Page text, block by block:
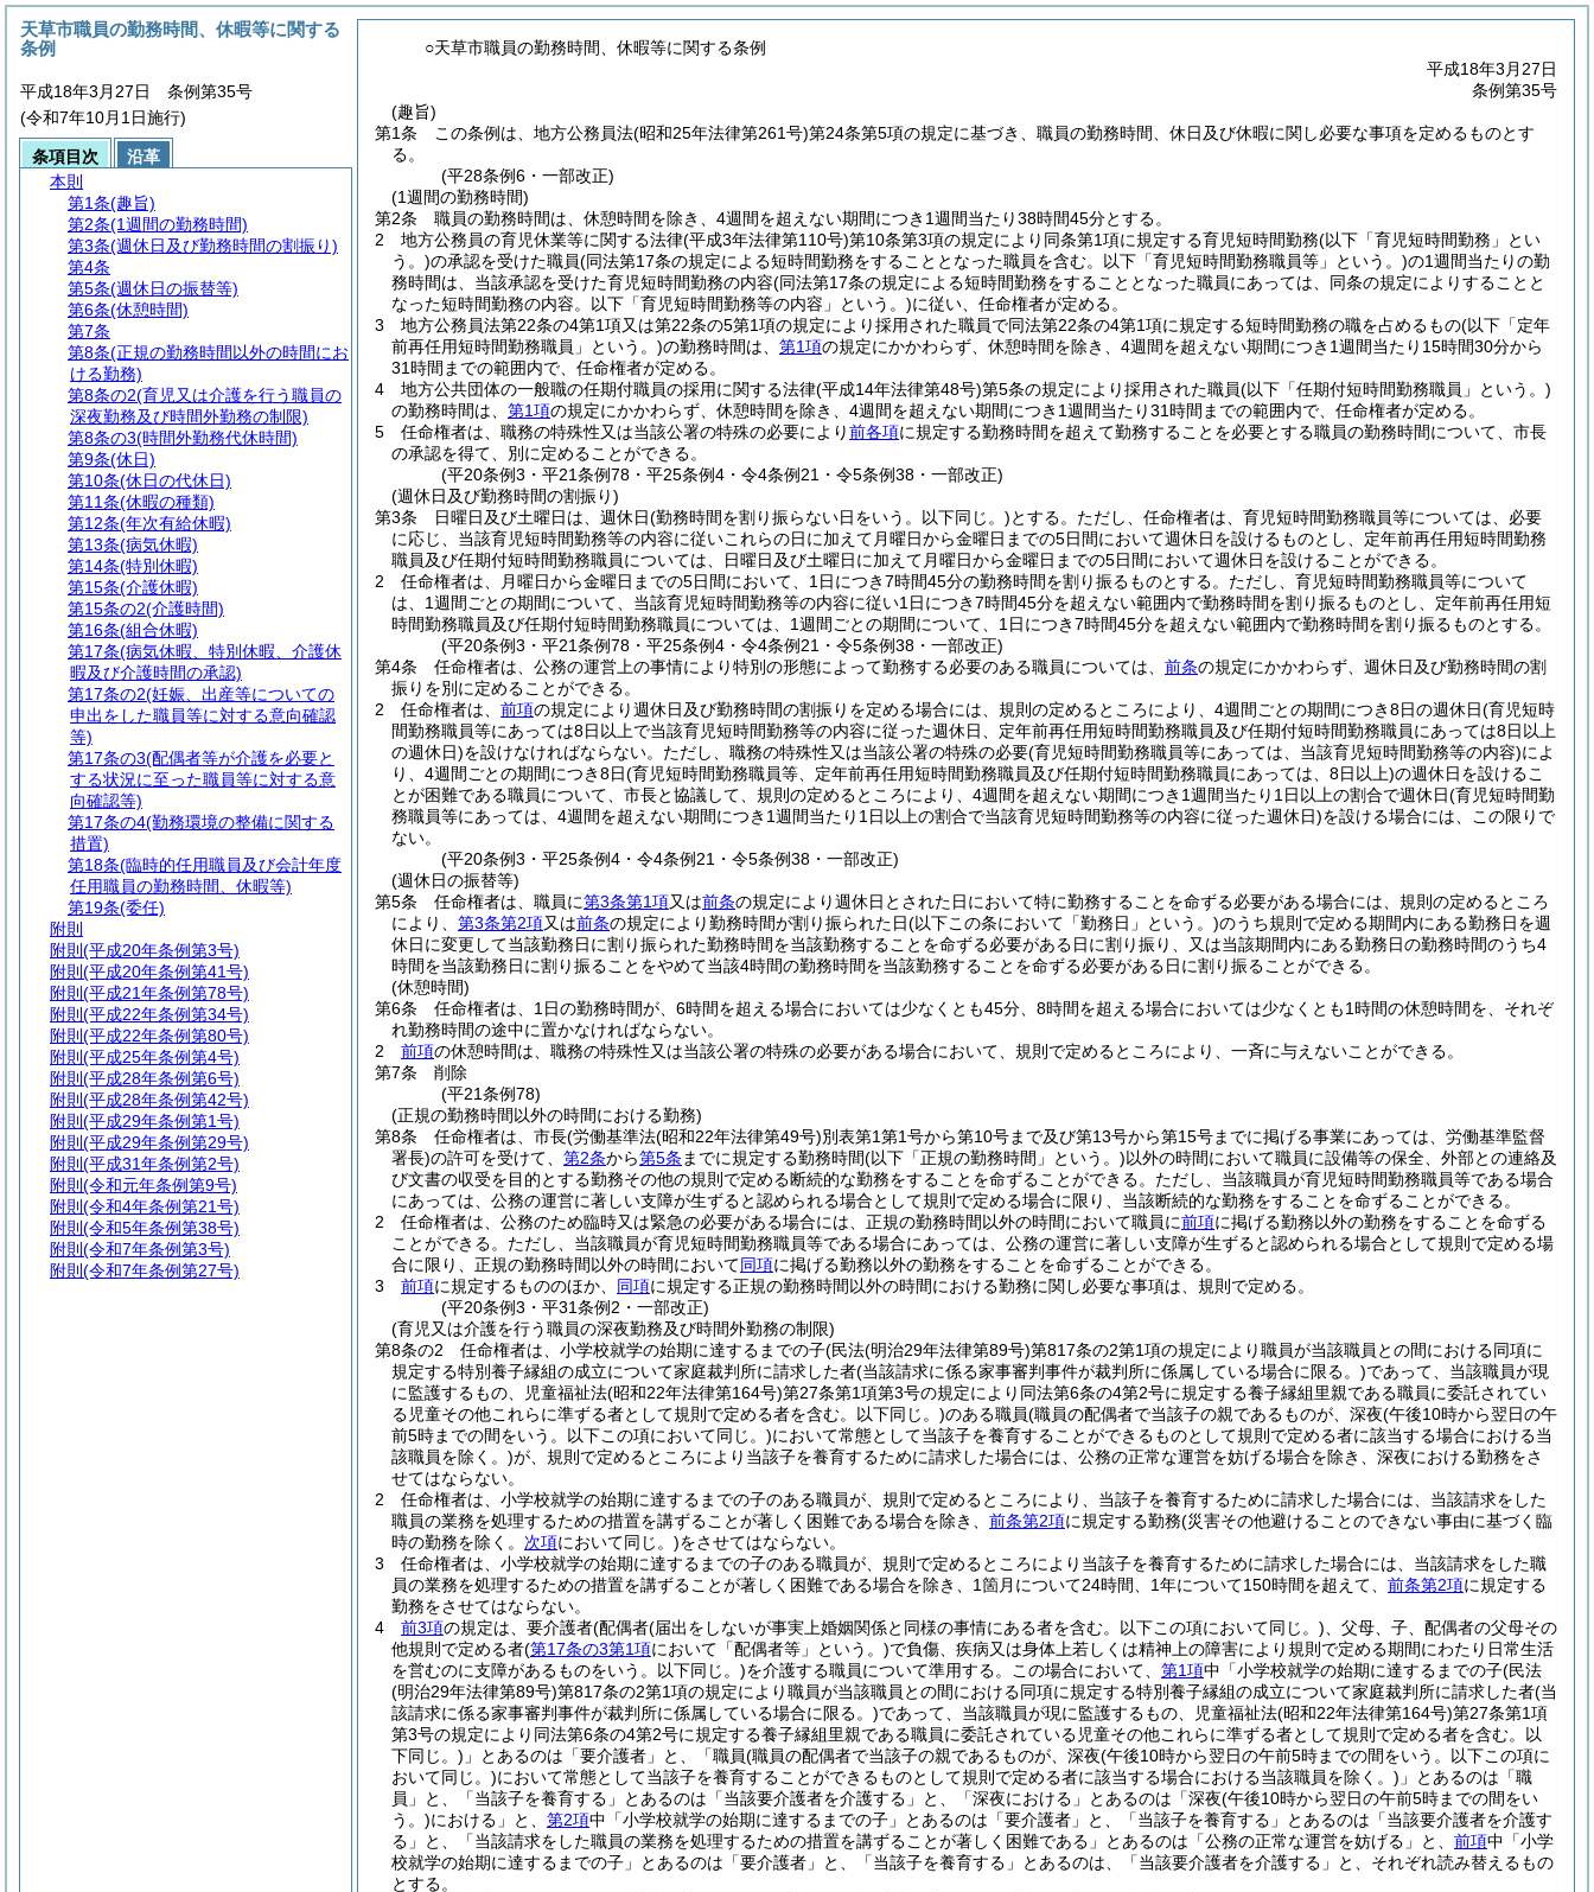
○天草市職員の勤務時間、休暇等に関する条例
平成18年3月27日
条例第35号
(趣旨)
第1条
この条例は、地方公務員法(昭和25年法律第261号)第24条第5項の規定に基づき、職員の勤務時間、休日及び休暇に関し必要な事項を定めるものとす
る。
(平28条例6・一部改正)
(1週間の勤務時間)
第2条
職員の勤務時間は、休憩時間を除き、4週間を超えない期間につき1週間当たり38時間45分とする。
2
地方公務員の育児休業等に関する法律(平成3年法律第110号)第10条第3項の規定により同条第1項に規定する育児短時間勤務(以下「育児短時間勤務」とい
う。)の承認を受けた職員(同法第17条の規定による短時間勤務をすることとなった職員を含む。以下「育児短時間勤務職員等」という。)の1週間当たりの勤
務時間は、当該承認を受けた育児短時間勤務の内容(同法第17条の規定による短時間勤務をすることとなった職員にあっては、同条の規定によりすることと
なった短時間勤務の内容。以下「育児短時間勤務等の内容」という。)に従い、任命権者が定める。
3
地方公務員法第22条の4第1項又は第22条の5第1項の規定により採用された職員で同法第22条の4第1項に規定する短時間勤務の職を占めるもの(以下「定年
前再任用短時間勤務職員」という。)の勤務時間は、 第1項の規定にかかわらず、休憩時間を除き、4週間を超えない期間につき1週間当たり15時間30分から
31時間までの範囲内で、任命権者が定める。
4
地方公共団体の一般職の任期付職員の採用に関する法律(平成14年法律第48号)第5条の規定により採用された職員(以下「任期付短時間勤務職員」という。)
の勤務時間は、 第1項の規定にかかわらず、休憩時間を除き、4週間を超えない期間につき1週間当たり31時間までの範囲内で、任命権者が定める。
5
任命権者は、職務の特殊性又は当該公署の特殊の必要により前各項に規定する勤務時間を超えて勤務することを必要とする職員の勤務時間について、市長
の承認を得て、別に定めることができる。
(平20条例3・平21条例78・平25条例4・令4条例21・令5条例38・一部改正)
(週休日及び勤務時間の割振り)
第3条
日曜日及び土曜日は、週休日(勤務時間を割り振らない日をいう。以下同じ。)とする。 ただし、任命権者は、育児短時間勤務職員等については、必要
に応じ、当該育児短時間勤務等の内容に従いこれらの日に加えて月曜日から金曜日までの5日間において週休日を設けるものとし、定年前再任用短時間勤務
職員及び任期付短時間勤務職員については、日曜日及び土曜日に加えて月曜日から金曜日までの5日間において週休日を設けることができる。
2
任命権者は、月曜日から金曜日までの5日間において、1日につき7時間45分の勤務時間を割り振るものとする。 ただし、育児短時間勤務職員等について
は、1週間ごとの期間について、当該育児短時間勤務等の内容に従い1日につき7時間45分を超えない範囲内で勤務時間を割り振るものとし、定年前再任用短
時間勤務職員及び任期付短時間勤務職員については、1週間ごとの期間について、1日につき7時間45分を超えない範囲内で勤務時間を割り振るものとする。
(平20条例3・平21条例78・平25条例4・令4条例21・令5条例38・一部改正)
第4条
任命権者は、公務の運営上の事情により特別の形態によって勤務する必要のある職員については、 前条の規定にかかわらず、週休日及び勤務時間の割
振りを別に定めることができる。
2
任命権者は、 前項の規定により週休日及び勤務時間の割振りを定める場合には、規則の定めるところにより、4週間ごとの期間につき8日の週休日(育児短時
間勤務職員等にあっては8日以上で当該育児短時間勤務等の内容に従った週休日、定年前再任用短時間勤務職員及び任期付短時間勤務職員にあっては8日以上
の週休日)を設けなければならない。 ただし、職務の特殊性又は当該公署の特殊の必要(育児短時間勤務職員等にあっては、当該育児短時間勤務等の内容)によ
り、4週間ごとの期間につき8日(育児短時間勤務職員等、定年前再任用短時間勤務職員及び任期付短時間勤務職員にあっては、8日以上)の週休日を設けるこ
とが困難である職員について、市長と協議して、規則の定めるところにより、4週間を超えない期間につき1週間当たり1日以上の割合で週休日(育児短時間勤
務職員等にあっては、4週間を超えない期間につき1週間当たり1日以上の割合で当該育児短時間勤務等の内容に従った週休日)を設ける場合には、この限りで
ない。
(平20条例3・平25条例4・令4条例21・令5条例38・一部改正)
(週休日の振替等)
第5条
任命権者は、職員に第3条第1項又は前条の規定により週休日とされた日において特に勤務することを命ずる必要がある場合には、規則の定めるところ
により、 第3条第2項又は前条の規定により勤務時間が割り振られた日(以下この条において「勤務日」という。)のうち規則で定める期間内にある勤務日を週
休日に変更して当該勤務日に割り振られた勤務時間を当該勤務することを命ずる必要がある日に割り振り、又は当該期間内にある勤務日の勤務時間のうち4
時間を当該勤務日に割り振ることをやめて当該4時間の勤務時間を当該勤務することを命ずる必要がある日に割り振ることができる。
(休憩時間)
第6条
任命権者は、1日の勤務時間が、6時間を超える場合においては少なくとも45分、8時間を超える場合においては少なくとも1時間の休憩時間を、それぞ
れ勤務時間の途中に置かなければならない。
2
前項の休憩時間は、職務の特殊性又は当該公署の特殊の必要がある場合において、規則で定めるところにより、一斉に与えないことができる。
第7条
削除
(平21条例78)
(正規の勤務時間以外の時間における勤務)
第8条
任命権者は、市長(労働基準法(昭和22年法律第49号)別表第1第1号から第10号まで及び第13号から第15号までに掲げる事業にあっては、労働基準監督
署長)の許可を受けて、 第2条から第5条 までに規定する勤務時間(以下「正規の勤務時間」という。)以外の時間において職員に設備等の保全、外部との連絡及
び文書の収受を目的とする勤務その他の規則で定める断続的な勤務をすることを命ずることができる。 ただし、当該職員が育児短時間勤務職員等である場合
にあっては、公務の運営に著しい支障が生ずると認められる場合として規則で定める場合に限り、当該断続的な勤務をすることを命ずることができる。
2
任命権者は、公務のため臨時又は緊急の必要がある場合には、正規の勤務時間以外の時間において職員に前項に掲げる勤務以外の勤務をすることを命ずる
ことができる。 ただし、当該職員が育児短時間勤務職員等である場合にあっては、公務の運営に著しい支障が生ずると認められる場合として規則で定める場
合に限り、正規の勤務時間以外の時間において同項に掲げる勤務以外の勤務をすることを命ずることができる。
3
前項に規定するもののほか、 同項に規定する正規の勤務時間以外の時間における勤務に関し必要な事項は、規則で定める。
(平20条例3・平31条例2・一部改正)
(育児又は介護を行う職員の深夜勤務及び時間外勤務の制限)
第8条の2
任命権者は、小学校就学の始期に達するまでの子(民法(明治29年法律第89号)第817条の2第1項の規定により職員が当該職員との間における同項に
規定する特別養子縁組の成立について家庭裁判所に請求した者(当該請求に係る家事審判事件が裁判所に係属している場合に限る。)であって、当該職員が現
に監護するもの、児童福祉法(昭和22年法律第164号)第27条第1項第3号の規定により同法第6条の4第2号に規定する養子縁組里親である職員に委託されてい
る児童その他これらに準ずる者として規則で定める者を含む。以下同じ。)のある職員(職員の配偶者で当該子の親であるものが、深夜(午後10時から翌日の午
前5時までの間をいう。以下この項において同じ。)において常態として当該子を養育することができるものとして規則で定める者に該当する場合における当
該職員を除く。)が、規則で定めるところにより当該子を養育するために請求した場合には、公務の正常な運営を妨げる場合を除き、深夜における勤務をさ
せてはならない。
2
任命権者は、小学校就学の始期に達するまでの子のある職員が、規則で定めるところにより、当該子を養育するために請求した場合には、当該請求をした
職員の業務を処理するための措置を講ずることが著しく困難である場合を除き、 前条第2項に規定する勤務(災害その他避けることのできない事由に基づく臨
時の勤務を除く。 次項において同じ。)をさせてはならない。
3
任命権者は、小学校就学の始期に達するまでの子のある職員が、規則で定めるところにより当該子を養育するために請求した場合には、当該請求をした職
員の業務を処理するための措置を講ずることが著しく困難である場合を除き、1箇月について24時間、1年について150時間を超えて、 前条第2項に規定する
勤務をさせてはならない。
4
前3項の規定は、要介護者(配偶者(届出をしないが事実上婚姻関係と同様の事情にある者を含む。以下この項において同じ。) 、父母、子、配偶者の父母その
他規則で定める者(第17条の3第1項において「配偶者等」という。)で負傷、疾病又は身体上若しくは精神上の障害により規則で定める期間にわたり日常生活
を営むのに支障があるものをいう。以下同じ。)を介護する職員について準用する。 この場合において、 第1項中「小学校就学の始期に達するまでの子(民法
(明治29年法律第89号)第817条の2第1項の規定により職員が当該職員との間における同項に規定する特別養子縁組の成立について家庭裁判所に請求した者(当
該請求に係る家事審判事件が裁判所に係属している場合に限る。)であって、当該職員が現に監護するもの、児童福祉法(昭和22年法律第164号)第27条第1項
第3号の規定により同法第6条の4第2号に規定する養子縁組里親である職員に委託されている児童その他これらに準ずる者として規則で定める者を含む。以
下同じ。) 」とあるのは「要介護者」と、「職員(職員の配偶者で当該子の親であるものが、深夜(午後10時から翌日の午前5時までの間をいう。以下この項に
おいて同じ。)において常態として当該子を養育することができるものとして規則で定める者に該当する場合における当該職員を除く。) 」とあるのは「職
員」と、「当該子を養育する」とあるのは「当該要介護者を介護する」と、「深夜における」とあるのは「深夜(午後10時から翌日の午前5時までの間をい
う。)における」と、 第2項中「小学校就学の始期に達するまでの子」とあるのは「要介護者」と、「当該子を養育する」とあるのは「当該要介護者を介護す
る」と、「当該請求をした職員の業務を処理するための措置を講ずることが著しく困難である」とあるのは「公務の正常な運営を妨げる」と、 前項中「小学
校就学の始期に達するまでの子」とあるのは「要介護者」と、「当該子を養育する」とあるのは、「当該要介護者を介護する」と、それぞれ読み替えるもの
とする。
天草市職員の勤務時間、休暇等に関する
条例
平成18年3月27日 条例第35号
(令和7年10月1日施行)
条項目次
沿革
本則
第1条(趣旨)
第2条(1週間の勤務時間)
第3条(週休日及び勤務時間の割振り)
第4条
第5条(週休日の振替等)
第6条(休憩時間)
第7条
第8条(正規の勤務時間以外の時間にお
ける勤務)
第8条の2(育児又は介護を行う職員の
深夜勤務及び時間外勤務の制限)
第8条の3(時間外勤務代休時間)
第9条(休日)
第10条(休日の代休日)
第11条(休暇の種類)
第12条(年次有給休暇)
第13条(病気休暇)
第14条(特別休暇)
第15条(介護休暇)
第15条の2(介護時間)
第16条(組合休暇)
第17条(病気休暇、特別休暇、介護休
暇及び介護時間の承認)
第17条の2(妊娠、出産等についての
申出をした職員等に対する意向確認
等)
第17条の3(配偶者等が介護を必要と
する状況に至った職員等に対する意
向確認等)
第17条の4(勤務環境の整備に関する
措置)
第18条(臨時的任用職員及び会計年度
任用職員の勤務時間、休暇等)
第19条(委任)
附則
附則 (平成20年条例第3号)
附則 (平成20年条例第41号)
附則 (平成21年条例第78号)
附則 (平成22年条例第34号)
附則 (平成22年条例第80号)
附則 (平成25年条例第4号)
附則 (平成28年条例第6号)
附則 (平成28年条例第42号)
附則 (平成29年条例第1号)
附則 (平成29年条例第29号)
附則 (平成31年条例第2号)
附則 (令和元年条例第9号)
附則 (令和4年条例第21号)
附則 (令和5年条例第38号)
附則 (令和7年条例第3号)
附則 (令和7年条例第27号)